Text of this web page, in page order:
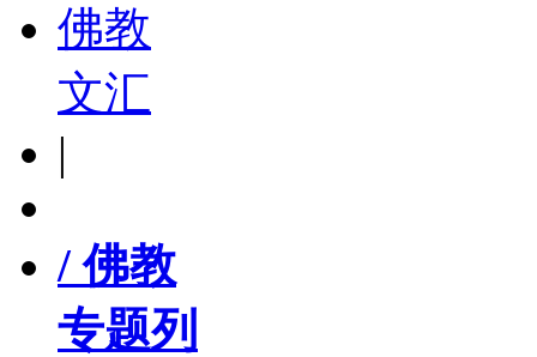
佛教
文汇
|
/ 佛教
专题列